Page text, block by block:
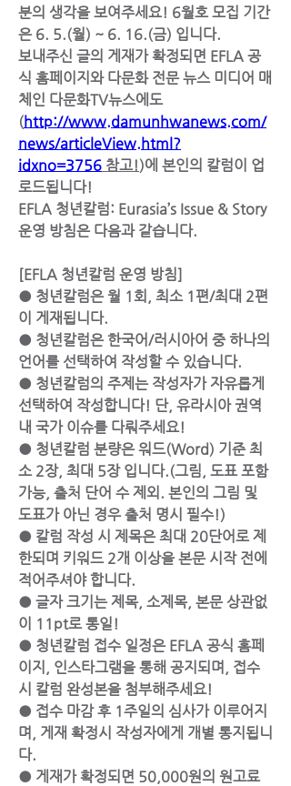
분의 생각을 보여주세요! 6월호 모집 기간
은 6. 5.(월) ~ 6. 16.(금) 입니다.
보내주신 글의 게재가 확정되면 EFLA 공
식 홈페이지와 다문화 전문 뉴스 미디어 매
체인 다문화TV뉴스에도
(http://www.damunhwanews.com/
news/articleView.html?
idxno=3756 참고!)에 본인의 칼럼이 업
로드됩니다!
EFLA 청년칼럼: Eurasia’s Issue & Story
운영 방침은 다음과 같습니다.
[EFLA 청년칼럼 운영 방침]
● 청년칼럼은 월 1회, 최소 1편/최대 2편
이 게재됩니다.
● 청년칼럼은 한국어/러시아어 중 하나의
언어를 선택하여 작성할 수 있습니다.
● 청년칼럼의 주제는 작성자가 자유롭게
선택하여 작성합니다! 단, 유라시아 권역
내 국가 이슈를 다뤄주세요!
● 청년칼럼 분량은 워드(Word) 기준 최
소 2장, 최대 5장 입니다.(그림, 도표 포함
가능, 출처 단어 수 제외. 본인의 그림 및
도표가 아닌 경우 출처 명시 필수!)
● 칼럼 작성 시 제목은 최대 20단어로 제
한되며 키워드 2개 이상을 본문 시작 전에
적어주셔야 합니다.
● 글자 크기는 제목, 소제목, 본문 상관없
이 11pt로 통일!
● 청년칼럼 접수 일정은 EFLA 공식 홈페
이지, 인스타그램을 통해 공지되며, 접수
시 칼럼 완성본을 첨부해주세요!
● 접수 마감 후 1주일의 심사가 이루어지
며, 게재 확정시 작성자에게 개별 통지됩니
다.
● 게재가 확정되면 50,000원의 원고료